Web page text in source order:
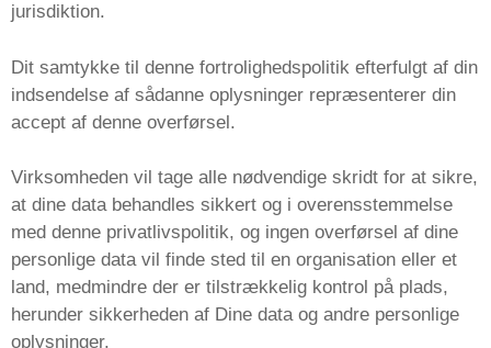
jurisdiktion.
Dit samtykke til denne fortrolighedspolitik efterfulgt af din
indsendelse af sådanne oplysninger repræsenterer din
accept af denne overførsel.
Virksomheden vil tage alle nødvendige skridt for at sikre,
at dine data behandles sikkert og i overensstemmelse
med denne privatlivspolitik, og ingen overførsel af dine
personlige data vil finde sted til en organisation eller et
land, medmindre der er tilstrækkelig kontrol på plads,
herunder sikkerheden af Dine data og andre personlige
oplysninger.